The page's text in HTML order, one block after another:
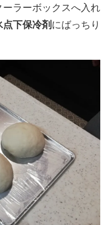
ーラーボックスへ入れ
点下保冷剤にばっちり